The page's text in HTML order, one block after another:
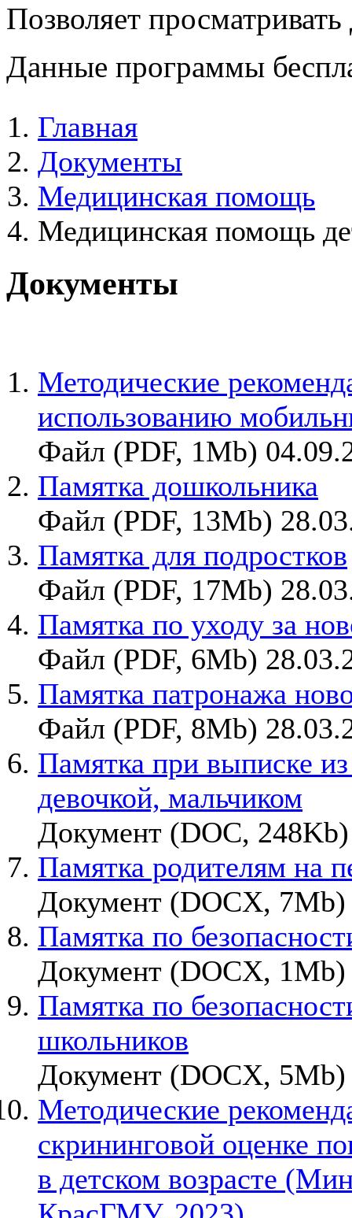
Позволяет
Данные программы
Главная
Документы
Медицинская помощь
Медицинская помощь
Документы
Методические
использованию
Файл (PDF, 1Mb)
Памятка дошкольника
Файл (PDF, 13Mb)
Памятка для подростков
Файл (PDF, 17Mb)
Памятка по уходу за
Файл (PDF, 6Mb)
Памятка патронажа
Файл (PDF, 8Mb)
Памятка при выписке
девочкой, мальчиком
Документ (DOC,
Памятка родителям на
Документ (DOCX, 7Mb)
Памятка по
Документ (DOCX, 1Mb)
Памятка по
школьников
Документ (DOCX, 5Mb)
Методические
скрининговой оценке
в детском возрасте